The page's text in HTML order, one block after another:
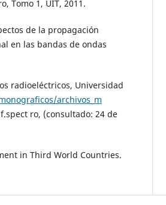
Tomo 1, UIT, 2011.
de la propagación
en las bandas de ondas
radioeléctricos, Universidad
archivos_m
ro, (consultado: 24 de
in Third World Countries.